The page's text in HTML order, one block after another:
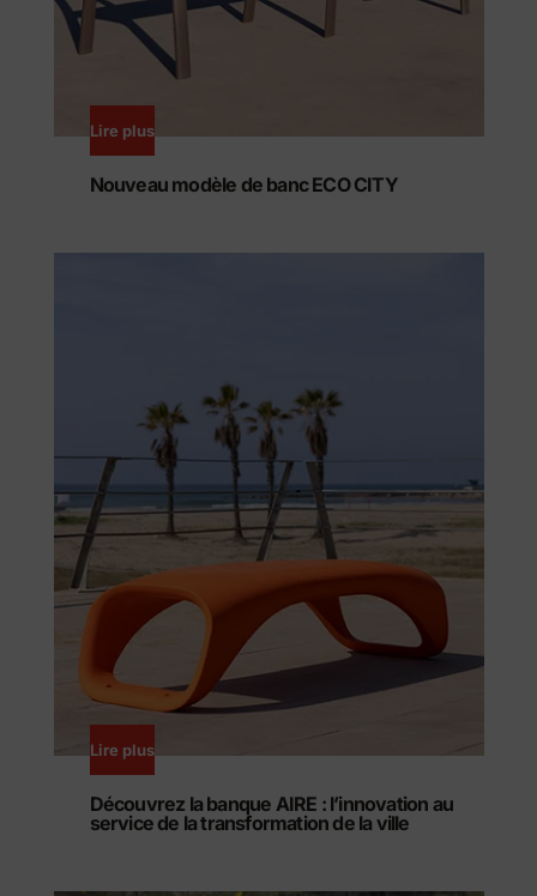
Lire plus
Nouveau modèle de banc ECO CITY
Lire plus
Découvrez la banque AIRE : l’innovation au
service de la transformation de la ville